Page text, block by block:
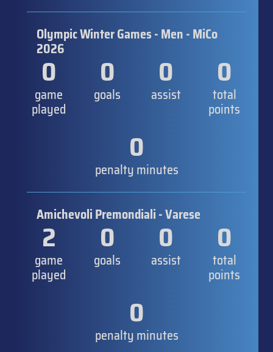
Olympic Winter Games - Men - MiCo
2026
0
game
played
0
goals
0
assist
0
total
points
0
penalty minutes
Amichevoli Premondiali - Varese
2
game
played
0
goals
0
assist
0
total
points
0
penalty minutes